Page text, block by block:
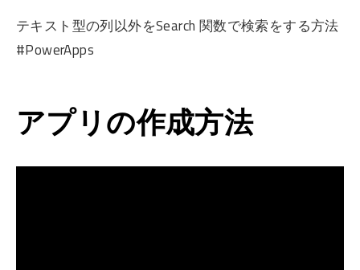
テキスト型の列以外をSearch 関数で検索をする方法
#PowerApps
アプリの作成方法